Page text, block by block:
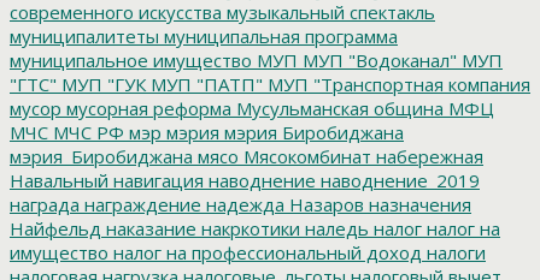
современного искусства музыкальный спектакль
муниципалитеты муниципальная программа
муниципальное имущество МУП МУП "Водоканал" МУП
"ГТС" МУП "ГУК МУП "ПАТП" МУП "Транспортная компания
мусор мусорная реформа Мусульманская община МФЦ
МЧС МЧС РФ мэр мэрия мэрия Биробиджана
мэрия_Биробиджана мясо Мясокомбинат набережная
Навальный навигация наводнение наводнение_2019
награда награждение надежда Назаров назначения
Найфельд наказание накркотики наледь налог налог на
имущество налог на профессиональный доход налоги